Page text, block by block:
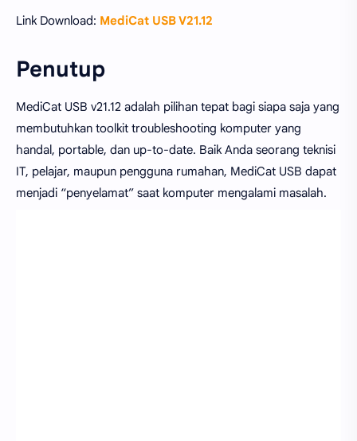
Link Download: MediCat USB V21.12
Penutup
MediCat USB v21.12 adalah pilihan tepat bagi siapa saja yang
membutuhkan toolkit troubleshooting komputer yang
handal, portable, dan up-to-date. Baik Anda seorang teknisi
IT, pelajar, maupun pengguna rumahan, MediCat USB dapat
menjadi “penyelamat” saat komputer mengalami masalah.